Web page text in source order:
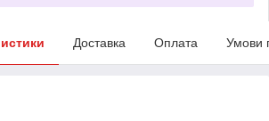
Доставка Оплата Умови